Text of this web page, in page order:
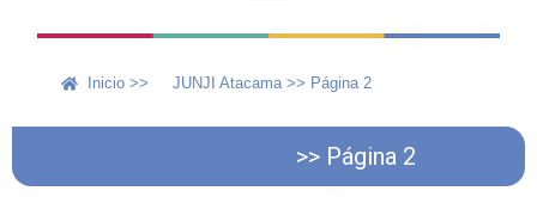
Inicio >> JUNJI Atacama>> Página 2
>> Página 2